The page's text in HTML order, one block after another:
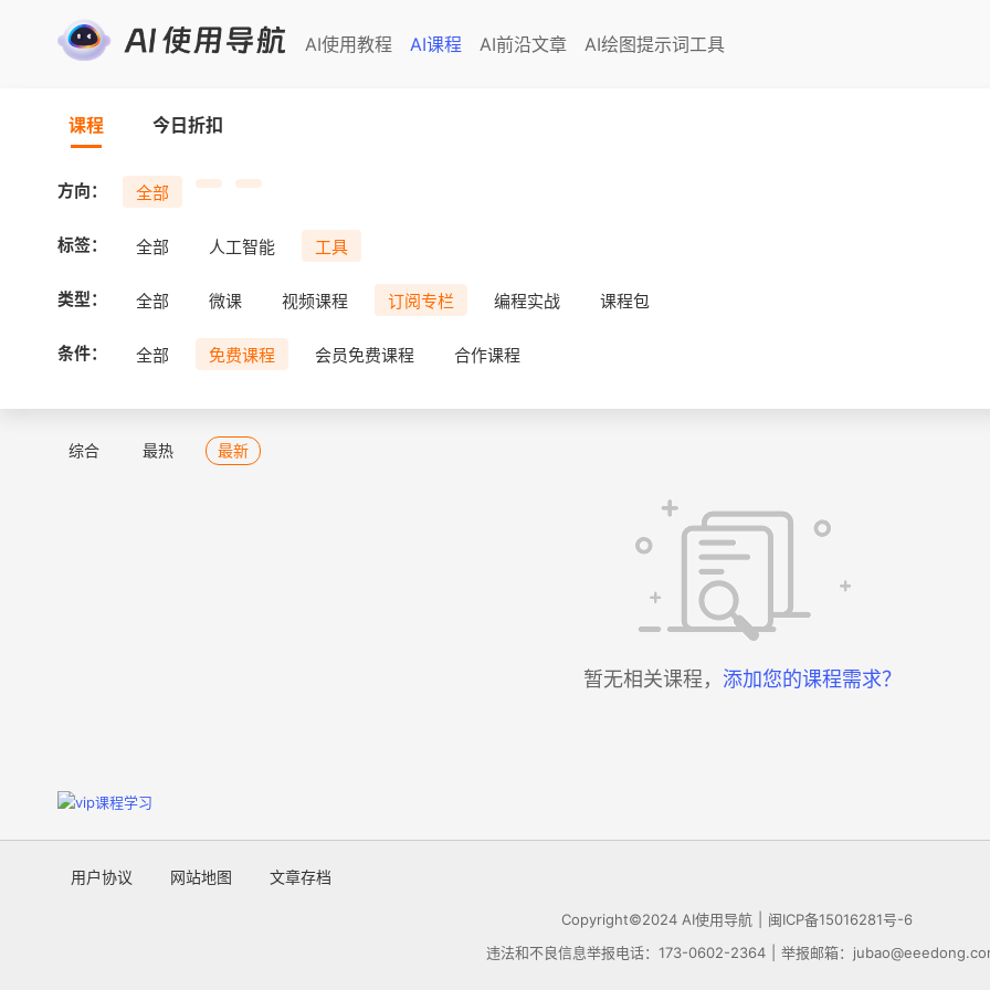
AI使用教程 AI课程 AI前沿文章 AI绘图提示词工具
课程 今日折扣
方向： 全部
标签： 全部 人工智能 工具
类型： 全部 微课 视频课程 订阅专栏 编程实战 课程包
条件： 全部 免费课程 会员免费课程 合作课程
综合 最热 最新
暂无相关课程， 添加您的课程需求？
用户协议 网站地图 文章存档
Copyright©2024 AI使用导航
闽ICP备15016281号-6
违法和不良信息举报电话：173-0602-2364
举报邮箱：